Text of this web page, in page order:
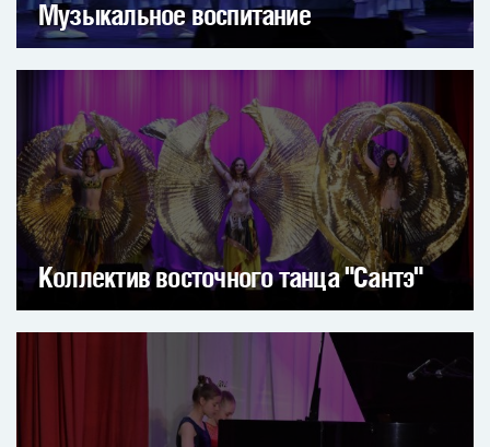
Музыкальное воспитание
Коллектив восточного танца "Сантэ"